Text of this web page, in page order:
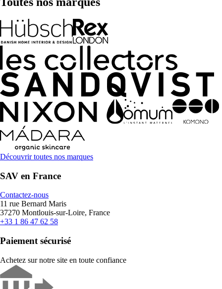
Découvrir toutes nos marques
SAV en France
Contactez-nous
11 rue Bernard Maris
37270 Montlouis-sur-Loire, France
+33 1 86 47 62 58
Paiement sécurisé
Achetez sur notre site en toute confiance